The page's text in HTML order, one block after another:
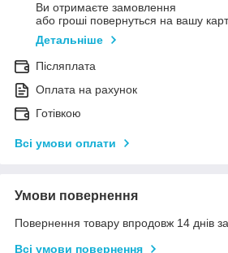
Ви отримаєте замовлення
або гроші повернуться на вашу
Детальніше
Післяплата
Оплата на рахунок
Готівкою
Всі умови оплати
Умови повернення
Повернення товару впродовж 14 днів
Всі умови повернення